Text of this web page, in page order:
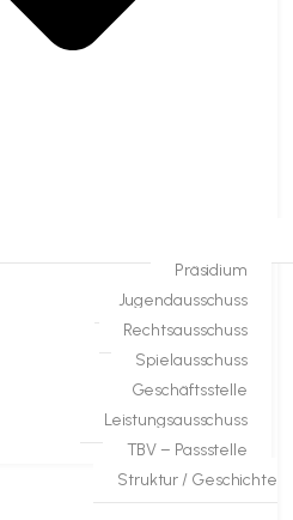
Präsidium
Jugendausschuss
Rechtsausschuss
Spielausschuss
Geschäftsstelle
Leistungsausschuss
TBV – Passstelle
Struktur / Geschichte